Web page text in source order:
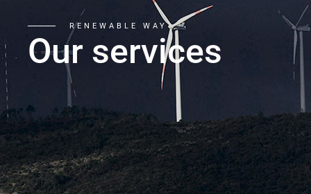
RENEWABLE WAY
Our services